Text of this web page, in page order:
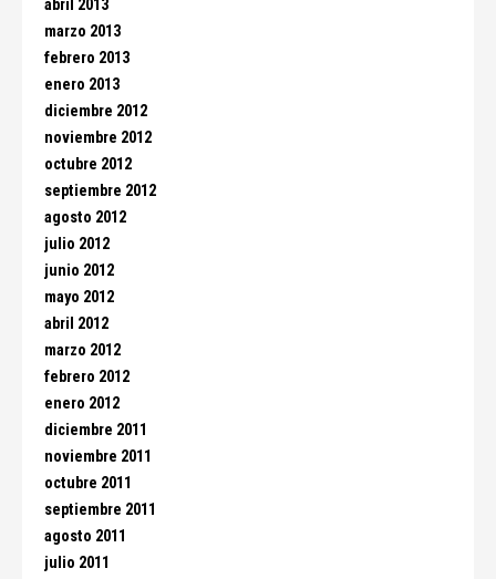
abril 2013
marzo 2013
febrero 2013
enero 2013
diciembre 2012
noviembre 2012
octubre 2012
septiembre 2012
agosto 2012
julio 2012
junio 2012
mayo 2012
abril 2012
marzo 2012
febrero 2012
enero 2012
diciembre 2011
noviembre 2011
octubre 2011
septiembre 2011
agosto 2011
julio 2011